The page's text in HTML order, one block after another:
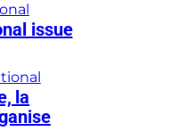
issue
la